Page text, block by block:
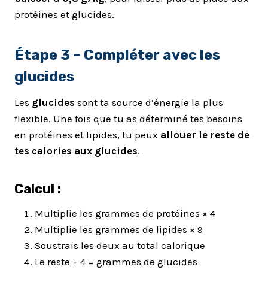
protéines et glucides.
Étape 3 – Compléter avec les
glucides
Les glucides sont ta source d’énergie la plus
flexible. Une fois que tu as déterminé tes besoins
en protéines et lipides, tu peux allouer le reste de
tes calories aux glucides.
Calcul :
Multiplie les grammes de protéines × 4
Multiplie les grammes de lipides × 9
Soustrais les deux au total calorique
Le reste ÷ 4 = grammes de glucides